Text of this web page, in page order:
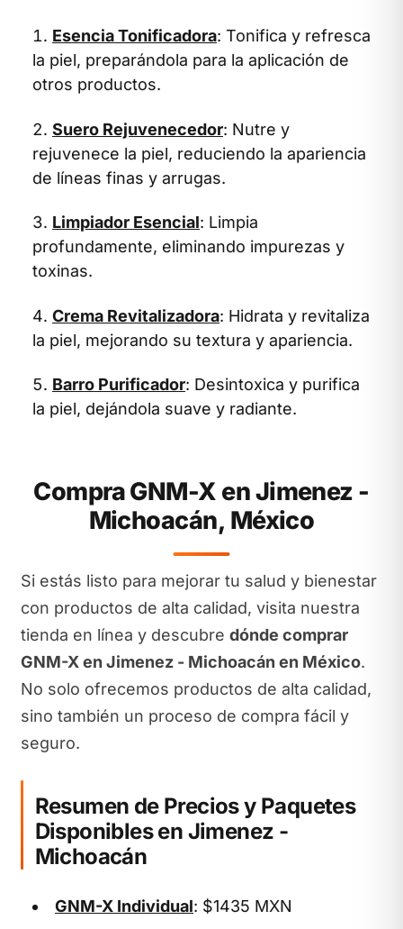
Esencia Tonificadora: Tonifica y refresca
la piel, preparándola para la aplicación de
otros productos.
Suero Rejuvenecedor: Nutre y
rejuvenece la piel, reduciendo la apariencia
de líneas finas y arrugas.
Limpiador Esencial: Limpia
profundamente, eliminando impurezas y
toxinas.
Crema Revitalizadora: Hidrata y revitaliza
la piel, mejorando su textura y apariencia.
Barro Purificador: Desintoxica y purifica
la piel, dejándola suave y radiante.
Compra GNM-X en Jimenez -
Michoacán, México
Si estás listo para mejorar tu salud y bienestar
con productos de alta calidad, visita nuestra
tienda en línea y descubre dónde comprar
GNM-X en Jimenez - Michoacán en México.
No solo ofrecemos productos de alta calidad,
sino también un proceso de compra fácil y
seguro.
Resumen de Precios y Paquetes
Disponibles en Jimenez -
Michoacán
GNM-X Individual: $1435 MXN